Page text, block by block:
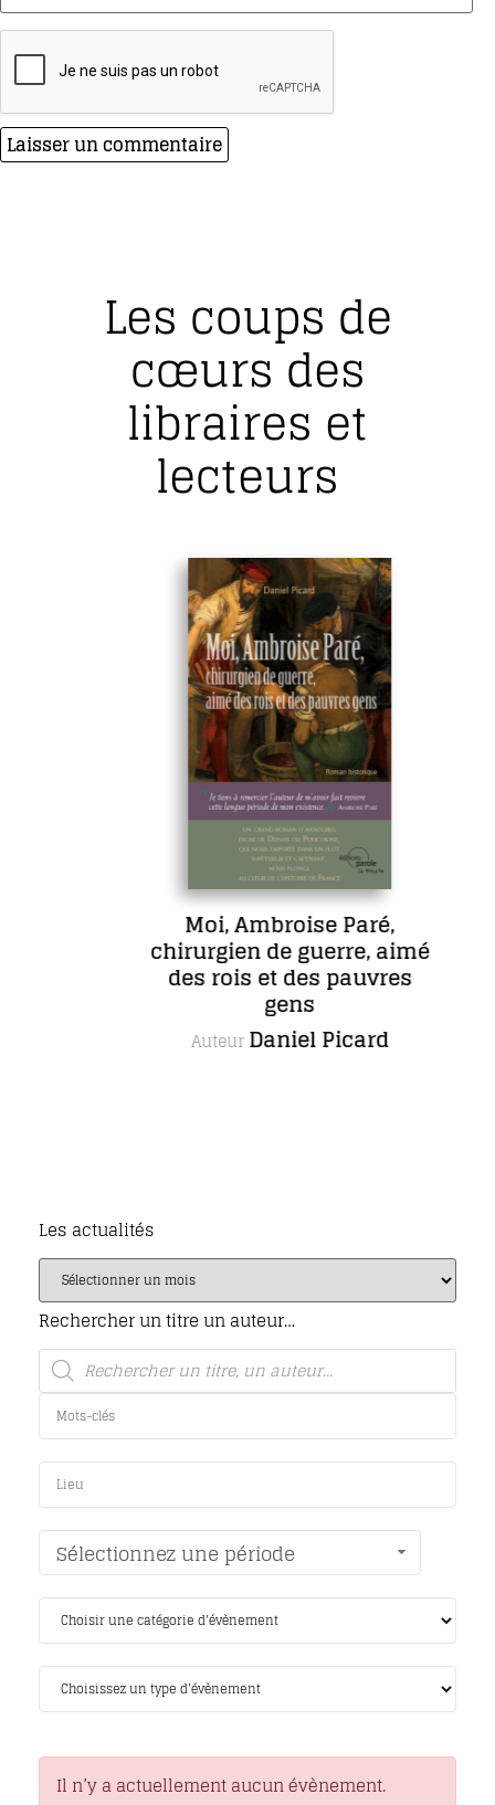
Les coups de
cœurs des
libraires et
lecteurs
Moi, Ambroise Paré,
chirurgien de guerre, aimé
des rois et des pauvres
gens
AuteurDaniel Picard
Les actualités
Rechercher un titre un auteur…
Sélectionnez une période
Il n’y a actuellement aucun évènement.